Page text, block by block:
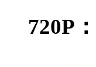
720P：